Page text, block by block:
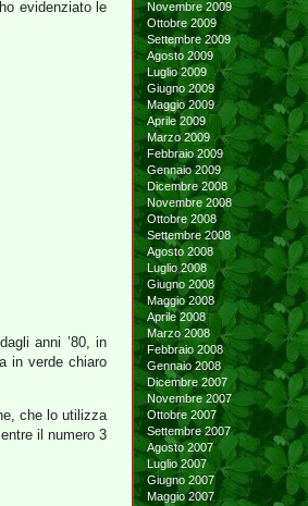
evidenziato le
anni ’80, in
in verde chiaro
che lo utilizza
il numero 3
Novembre 2009
Ottobre 2009
Settembre 2009
Agosto 2009
Luglio 2009
Giugno 2009
Maggio 2009
Aprile 2009
Marzo 2009
Febbraio 2009
Gennaio 2009
Dicembre 2008
Novembre 2008
Ottobre 2008
Settembre 2008
Agosto 2008
Luglio 2008
Giugno 2008
Maggio 2008
Aprile 2008
Marzo 2008
Febbraio 2008
Gennaio 2008
Dicembre 2007
Novembre 2007
Ottobre 2007
Settembre 2007
Agosto 2007
Luglio 2007
Giugno 2007
Maggio 2007